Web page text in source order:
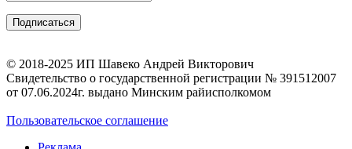
© 2018-2025 ИП Шавеко Андрей Викторович
Свидетельство о государственной регистрации № 391512007
от 07.06.2024г. выдано Минским райисполкомом
Пользовательское соглашение